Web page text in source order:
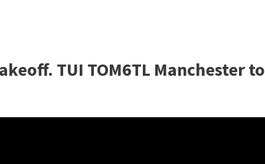
TUI TOM6TL Manchester to